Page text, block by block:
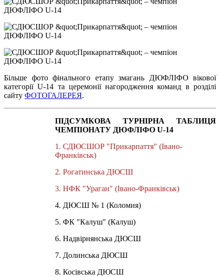
Більше фото фінального етапу змагань ДЮФЛІФО вікової
категорії U-14 та церемонії нагородження команд в розділі
сайту ФОТОГАЛЕРЕЯ.
ПІДСУМКОВА ТУРНІРНА ТАБЛИЦЯ
ЧЕМПІОНАТУ ДЮФЛІФО U-14
1. СДЮСШОР "Прикарпаття" (Івано-
Франківськ)
2. Рогатинська ДЮСШ
3. НФК "Ураган" (Івано-Франківськ)
4. ДЮСШ № 1 (Коломия)
5. ФК "Калуш" (Калуш)
6. Надвірнянська ДЮСШ
7. Долинська ДЮСШ
8. Косівська ДЮСШ